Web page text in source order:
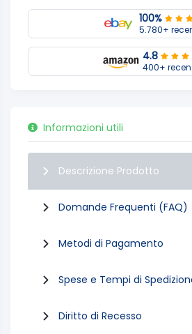
100%
5.780+
4.8
400+
Informazioni utili
Descrizione Prodotto
Domande Frequenti (FAQ)
Metodi di Pagamento
Spese e Tempi di
Diritto di Recesso